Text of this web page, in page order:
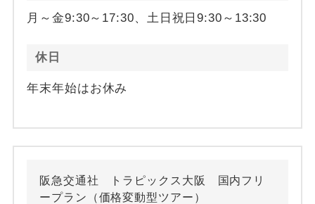
月～金9:30～17:30、土日祝日9:30～13:30
休日
年末年始はお休み
阪急交通社 トラピックス大阪 国内フリ
ープラン（価格変動型ツアー）